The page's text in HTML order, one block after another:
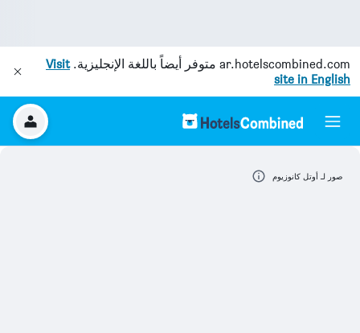
ar.hotelscombined.com متوفر أيضاً باللغة الإنجليزية.Visit
site in English
صور لـ أوتل كانوزيوم